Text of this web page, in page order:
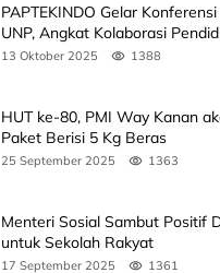
PAPTEKINDO Gelar
UNP, Angkat Kolaborasi
Agendanya
13 Oktober 2025 1388
HUT ke-80, PMI Way Kanan
Paket Berisi 5 Kg Beras
25 September 2025 1363
Menteri Sosial Sambut Positif
untuk Sekolah Rakyat
17 September 2025 1361